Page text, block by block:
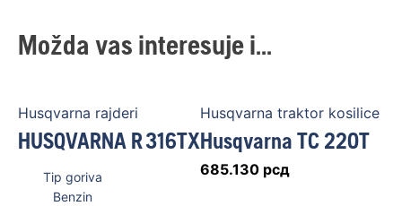
Možda vas interesuje i...
Husqvarna rajderi
HUSQVARNA R 316TX
Tip goriva
Benzin
Husqvarna traktor kosilice
Husqvarna TC 220T
685.130 рсд